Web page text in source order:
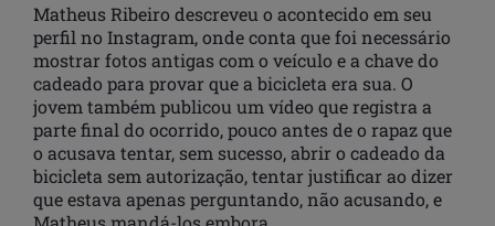
Matheus Ribeiro descreveu o acontecido em seu
perfil no Instagram, onde conta que foi necessário
mostrar fotos antigas com o veículo e a chave do
cadeado para provar que a bicicleta era sua. O
jovem também publicou um vídeo que registra a
parte final do ocorrido, pouco antes de o rapaz que
o acusava tentar, sem sucesso, abrir o cadeado da
bicicleta sem autorização, tentar justificar ao dizer
que estava apenas perguntando, não acusando, e